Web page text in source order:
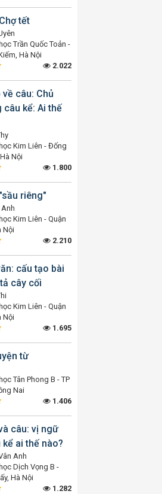
tết
Trần Quốc Toản -
Hà Nội
2.022
về câu: Chủ
câu kể: Ai thế
Kim Liên - Đống
Nội
1.800
riêng"
Kim Liên - Quận
Nội
2.210
cấu tạo bài
cây cối
Kim Liên - Quận
Nội
1.695
từ
Tân Phong B - TP
Nai
1.406
câu: vị ngữ
ai thế nào?
Anh
Dịch Vọng B -
Hà Nội
1.282